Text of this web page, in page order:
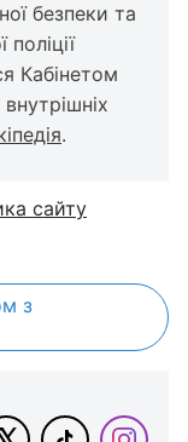
безпеки та
Кабінетом
.
сайту
з